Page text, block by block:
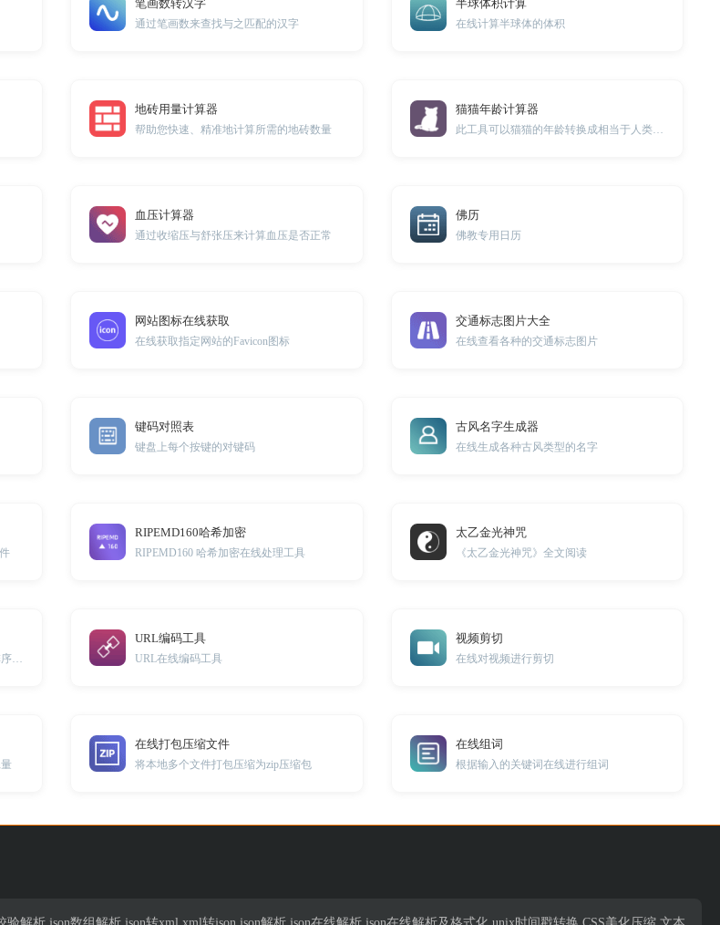
笔画数转汉字
通过笔画数来查找与之匹配的汉字
半球体积计算
在线计算半球体的体积
地砖用量计算器
帮助您快速、精准地计算所需的地砖数量
猫猫年龄计算器
此工具可以猫猫的年龄转换成相当于人类年龄的年龄
血压计算器
通过收缩压与舒张压来计算血压是否正常
佛历
佛教专用日历
网站图标在线获取
在线获取指定网站的Favicon图标
交通标志图片大全
在线查看各种的交通标志图片
键码对照表
键盘上每个按键的对键码
古风名字生成器
在线生成各种古风类型的名字
RIPEMD160哈希加密
RIPEMD160 哈希加密在线处理工具
太乙金光神咒
《太乙金光神咒》全文阅读
URL编码工具
URL在线编码工具
视频剪切
在线对视频进行剪切
在线打包压缩文件
将本地多个文件打包压缩为zip压缩包
在线组词
根据输入的关键词在线进行组词
解析,json数组解析,json转xml,xml转json,json解析,json在线解析,json在线解析及格式化,unix时间戳转换,CSS美化压缩,文本